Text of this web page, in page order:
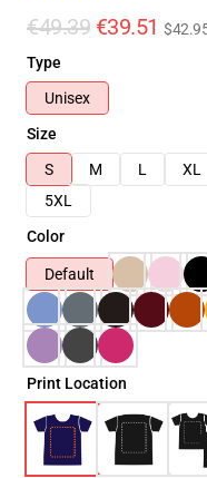
€49.39 €39.51
Type
Unisex
Size
S
M L XL
5XL
Color
Default
Print Location